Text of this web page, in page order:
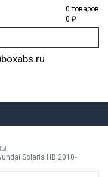
0 товаров
0 ₽
Solaris HB 2010-